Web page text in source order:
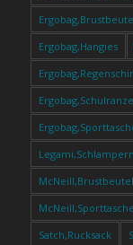
Ergobag,Hangies
McNeill,Brustbeutel
McNeill,Sporttasche
Satch,Rucksack